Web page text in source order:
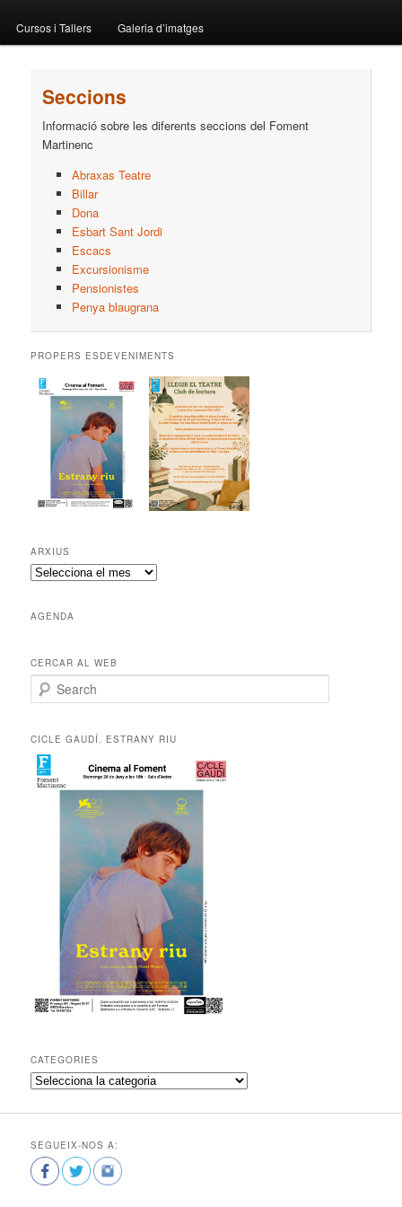
Cursos i Tallers Galeria d’imatges
Seccions
Informació sobre les diferents seccions del Foment
Martinenc
Abraxas Teatre
Billar
Dona
Esbart Sant Jordi
Escacs
Excursionisme
Pensionistes
Penya blaugrana
PROPERS ESDEVENIMENTS
ARXIUS
A
i
s
AGENDA
CERCAR AL WEB
e
r
h
CICLE GAUDÍ. ESTRANY RIU
CATEGORIES
C
t
g
o
r
SEGUEIX-NOS A: